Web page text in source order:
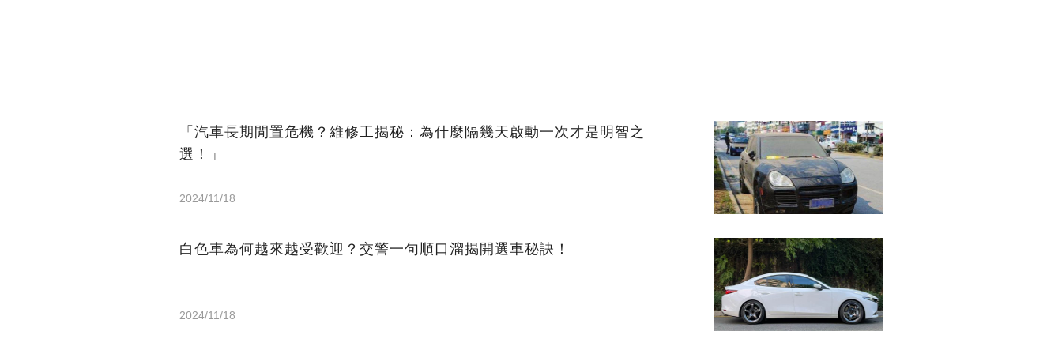
「汽車長期閒置危機？維修工揭秘：為什麼隔幾天啟動一次才是明智之
選！」
2024/11/18
白色車為何越來越受歡迎？交警一句順口溜揭開選車秘訣！
2024/11/18